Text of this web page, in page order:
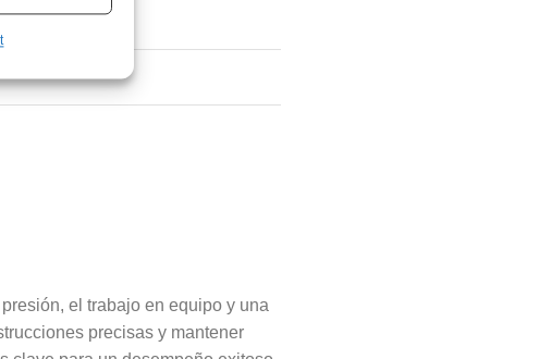
el trabajo en equipo y una
precisas y mantener